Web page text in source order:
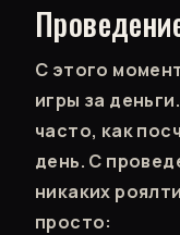
С этого
игры за
часто, как
день. С
никаких
просто: